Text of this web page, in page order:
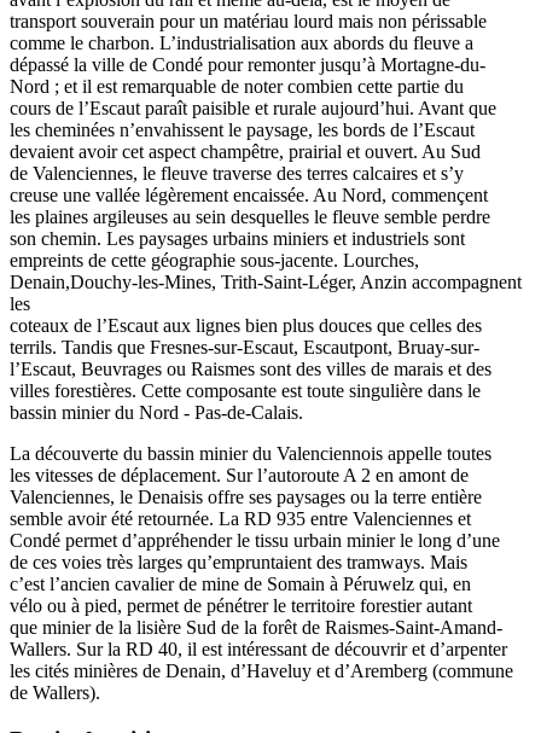
transport souverain pour un matériau lourd mais non périssable
comme le charbon. L’industrialisation aux abords du fleuve a
dépassé la ville de Condé pour remonter jusqu’à Mortagne-du-
Nord ; et il est remarquable de noter combien cette partie du
cours de l’Escaut paraît paisible et rurale aujourd’hui. Avant que
les cheminées n’envahissent le paysage, les bords de l’Escaut
devaient avoir cet aspect champêtre, prairial et ouvert. Au Sud
de Valenciennes, le fleuve traverse des terres calcaires et s’y
creuse une vallée légèrement encaissée. Au Nord, commençent
les plaines argileuses au sein desquelles le fleuve semble perdre
son chemin. Les paysages urbains miniers et industriels sont
empreints de cette géographie sous-jacente. Lourches,
Denain,Douchy-les-Mines, Trith-Saint-Léger, Anzin accompagnent
les
coteaux de l’Escaut aux lignes bien plus douces que celles des
terrils. Tandis que Fresnes-sur-Escaut, Escautpont, Bruay-sur-
l’Escaut, Beuvrages ou Raismes sont des villes de marais et des
villes forestières. Cette composante est toute singulière dans le
bassin minier du Nord - Pas-de-Calais.
La découverte du bassin minier du Valenciennois appelle toutes
les vitesses de déplacement. Sur l’autoroute A 2 en amont de
Valenciennes, le Denaisis offre ses paysages ou la terre entière
semble avoir été retournée. La RD 935 entre Valenciennes et
Condé permet d’appréhender le tissu urbain minier le long d’une
de ces voies très larges qu’empruntaient des tramways. Mais
c’est l’ancien cavalier de mine de Somain à Péruwelz qui, en
vélo ou à pied, permet de pénétrer le territoire forestier autant
que minier de la lisière Sud de la forêt de Raismes-Saint-Amand-
Wallers. Sur la RD 40, il est intéressant de découvrir et d’arpenter
les cités minières de Denain, d’Haveluy et d’Aremberg (commune
de Wallers).